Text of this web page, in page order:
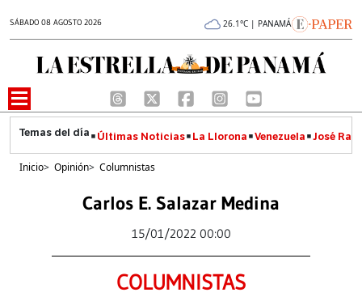
SÁBADO 08 AGOSTO 2026 26.1°C | PANAMÁ
Últimas Noticias La Llorona Venezuela José
Inicio> Opinión> Columnistas
Carlos E. Salazar Medina
15/01/2022 00:00
COLUMNISTAS